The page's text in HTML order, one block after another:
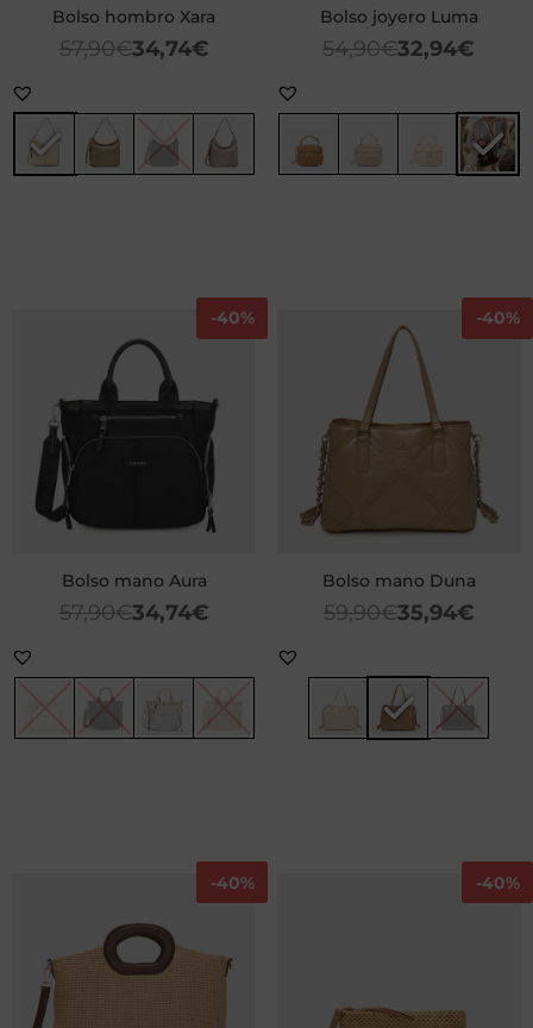
Bolso hombro Xara
57,90€34,74€
Bolso joyero Luma
54,90€32,94€
-40%
Bolso mano Aura
57,90€34,74€
-40%
Bolso mano Duna
59,90€35,94€
-40% -40%